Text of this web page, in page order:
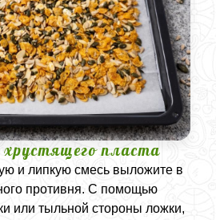
пласта
и липкую смесь выложите в
противня. С помощью
или тыльной стороны ложки,